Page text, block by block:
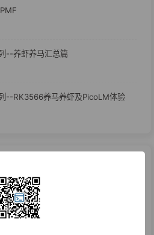
--养虾养马汇总篇
--RK3566养马养虾及PicoLM体验